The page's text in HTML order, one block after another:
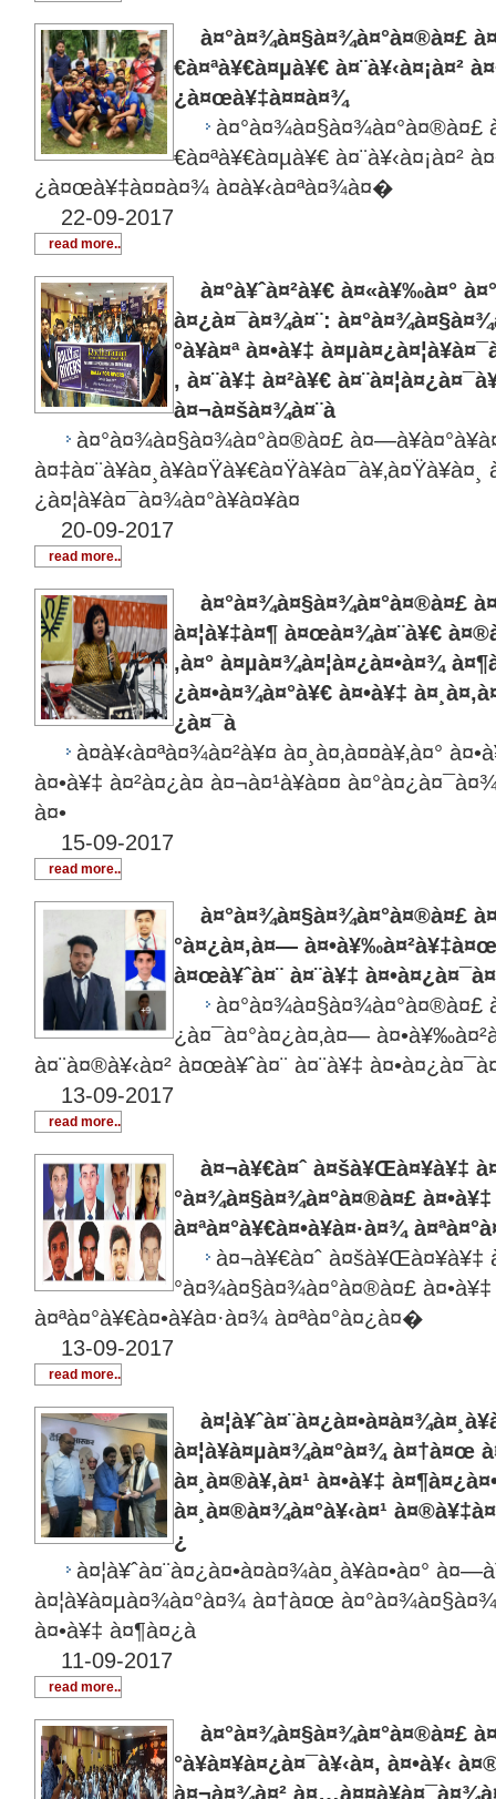
à¤°à¤¾à¤§à¤¾à¤°à¤®à¤£
€à¤ªà¥€à¤µà¥€ à¤¨à¥‹à¤¡à¤²
¿à¤œà¥‡à¤¤à¤¾
à¤°à¤¾à¤§à¤¾à¤°à¤®à¤£
€à¤ªà¥€à¤µà¥€ à¤¨à¥‹à¤¡à¤²
¿à¤œà¥‡à¤¤à¤¾ à¤­à¥‹à¤ªà¤¾à¤�
22-09-2017
read more..
à¤°à¥ˆà¤²à¥€ à¤«à¥‰à¤°
à¤¿à¤¯à¤¾à¤¨:
°à¥à¤ª à¤•à¥‡
‚ à¤¨à¥‡ à¤²à¥€
à¤¬à¤šà¤¾à¤¨à
à¤°à¤¾à¤§à¤¾à¤°à¤®à¤£
¿à¤¦à¥à¤¯à¤¾à¤°à¥à¤¥à¤
20-09-2017
read more..
à¤°à¤¾à¤§à¤¾à¤°à¤®à¤£
à¤¦à¥‡à¤¶ à¤œà¤¾à¤¨à¥€
‚à¤° à¤µà¤¾à¤¦à¤¿à¤•à¤¾
¿à¤•à¤¾à¤°à¥€ à¤•à¥‡
¿à¤¯à
à¤­à¥‹à¤ªà¤¾à¤²à¥¤ à¤¸à¤‚à¤¤à¥‚à¤°
à¤•à¥‡ à¤²à¤¿à¤ à¤¬à¤¹à¥à¤¤
à¤•
15-09-2017
read more..
à¤°à¤¾à¤§à¤¾à¤°à¤®à¤£
°à¤¿à¤‚à¤—
à¤œà¥ˆà¤¨ à¤¨à¥‡
à¤°à¤¾à¤§à¤¾à¤°à¤®à¤£
¿à¤¯à¤°à¤¿à¤‚à¤—
à¤¨à¤®à¥‹à¤² à¤œà¥ˆà¤¨ à¤¨à¥‡
13-09-2017
read more..
à¤¬à¥€à¤ˆ à¤šà¥Œà¤¥à¥‡
°à¤¾à¤§à¤¾à¤°à¤®à¤£
à¤ªà¤°à¥€à¤•à¥à¤·à¤¾
à¤¬à¥€à¤ˆ à¤šà¥Œà¤¥à¥‡
°à¤¾à¤§à¤¾à¤°à¤®à¤£
à¤ªà¤°à¥€à¤•à¥à¤·à¤¾ à¤ªà¤°à¤¿à¤�
13-09-2017
read more..
à¤¦à¥à¤µà¤¾à¤°à¤¾ à¤†à¤œ
à¤¸à¤®à¥‚à¤¹ à¤•à¥‡
à¤¸à¤®à¤¾à¤°à¥‹à¤¹
¿
à¤¦à¥ˆà¤¨à¤¿à¤•à¤­à¤¾à¤¸à¥à¤•à¤°
à¤¦à¥à¤µà¤¾à¤°à¤¾ à¤†à¤œ
à¤•à¥‡ à¤¶à¤¿à
11-09-2017
read more..
à¤°à¤¾à¤§à¤¾à¤°à¤®à¤£
°à¥à¤¥à¤¿à¤¯à¥‹à¤‚ à¤•à¥‹
à¤¬à¤¾à¤²